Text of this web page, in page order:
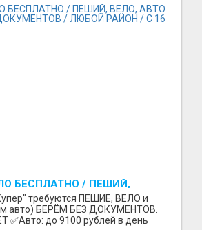
БЕСПЛАТНО / ПЕШИЙ,
БЕРЕМ БЕЗ ДОКУМЕНТОВ /
/ С 16 ЛЕТ
требуются ПЕШИЕ, ВЕЛО и
авто) БЕРЁМ БЕЗ ДОКУМЕНТОВ.
✅Авто: до 9100 рублей в день